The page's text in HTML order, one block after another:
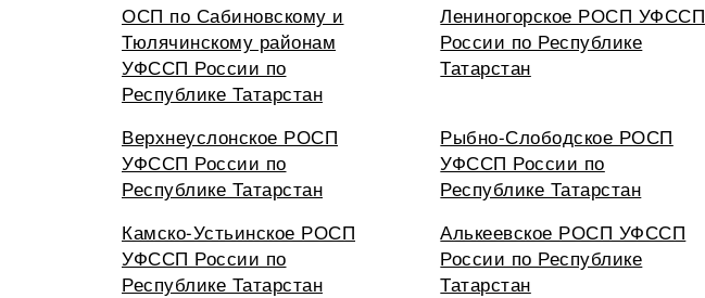
ОСП по Сабиновскому и
Тюлячинскому районам
УФССП России по
Республике Татарстан
Лениногорское РОСП УФССП
России по Республике
Татарстан
Верхнеуслонское РОСП
УФССП России по
Республике Татарстан
Рыбно-Слободское РОСП
УФССП России по
Республике Татарстан
Камско-Устьинское РОСП
УФССП России по
Республике Татарстан
Алькеевское РОСП УФССП
России по Республике
Татарстан